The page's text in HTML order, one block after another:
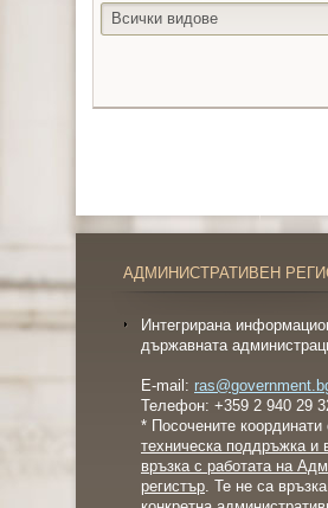
Всички видове
АДМИНИСТРАТИВЕН
Интегрирана
държавната
E-mail:
Телефон: +359 2 940 29
* Посочените координати
техническа поддръжка и
връзка с работата на
регистър. Те не са